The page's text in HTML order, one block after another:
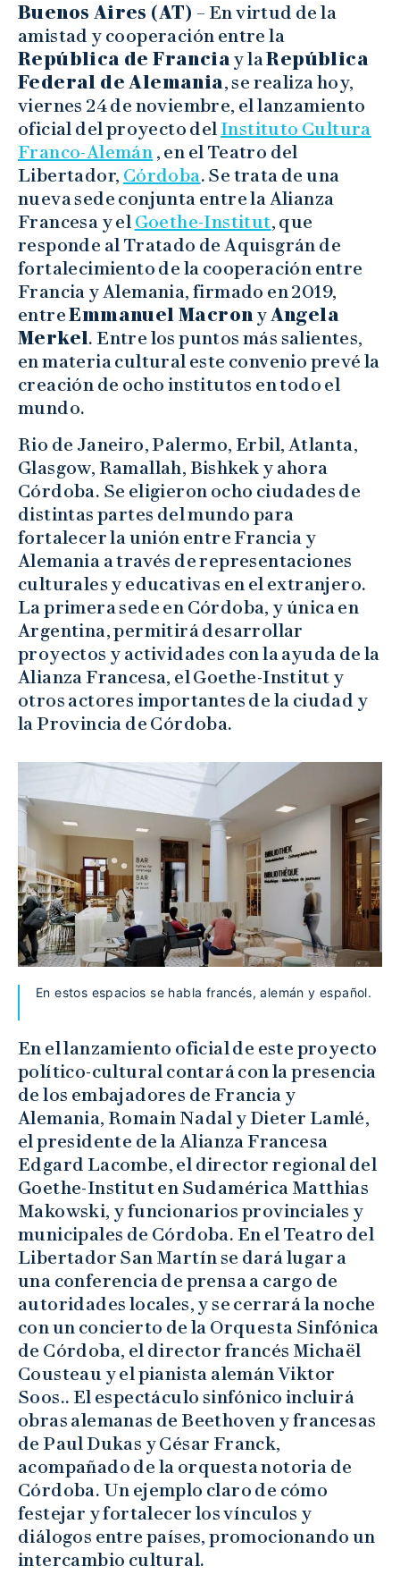
Buenos Aires (AT) – En virtud de la
amistad y cooperación entre la
República de Franciay laRepública
Federal de Alemania, se realiza hoy,
viernes 24 de noviembre, el lanzamiento
oficial del proyecto delInstituto Cultura
Franco-Alemán , en el Teatro del
Libertador, Córdoba. Se trata de una
nueva sede conjunta entre la Alianza
Francesa y el Goethe-Institut, que
responde al Tratado de Aquisgrán de
fortalecimiento de la cooperación entre
Francia y Alemania, firmado en 2019,
entreEmmanuel Macron yAngela
Merkel. Entre los puntos más salientes,
en materia cultural este convenio prevé la
creación de ocho institutos en todo el
mundo.
Rio de Janeiro, Palermo, Erbil, Atlanta,
Glasgow, Ramallah, Bishkek y ahora
Córdoba. Se eligieron ocho ciudades de
distintas partes del mundo para
fortalecer la unión entre Francia y
Alemania a través de representaciones
culturales y educativas en el extranjero.
La primera sede en Córdoba, y única en
Argentina, permitirá desarrollar
proyectos y actividades con la ayuda de la
Alianza Francesa, el Goethe-Institut y
otros actores importantes de la ciudad y
la Provincia de Córdoba.
En estos espacios se habla francés, alemán y español.
En el lanzamiento oficial de este proyecto
político-cultural contará con la presencia
de los embajadores de Francia y
Alemania, Romain Nadal y Dieter Lamlé,
el presidente de la Alianza Francesa
Edgard Lacombe, el director regional del
Goethe-Institut en Sudamérica Matthias
Makowski, y funcionarios provinciales y
municipales de Córdoba. En el Teatro del
Libertador San Martín se dará lugar a
una conferencia de prensa a cargo de
autoridades locales, y se cerrará la noche
con un concierto de la Orquesta Sinfónica
de Córdoba, el director francés Michaël
Cousteau y el pianista alemán Viktor
Soos.. El espectáculo sinfónico incluirá
obras alemanas de Beethoven y francesas
de Paul Dukas y César Franck,
acompañado de la orquesta notoria de
Córdoba. Un ejemplo claro de cómo
festejar y fortalecer los vínculos y
diálogos entre países, promocionando un
intercambio cultural.